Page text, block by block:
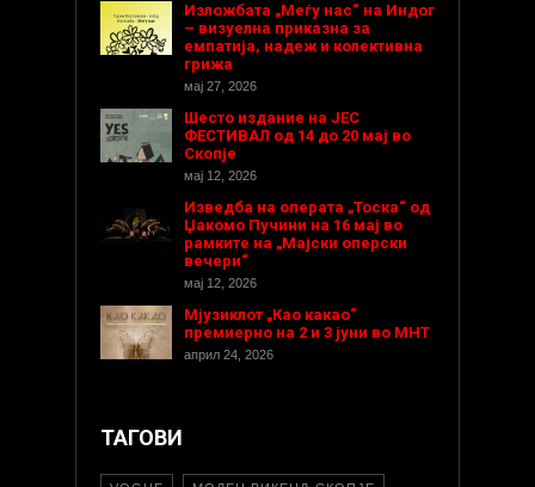
Изложбата „Меѓу нас“ на Индог
– визуелна приказна за
емпатија, надеж и колективна
грижа
мај 27, 2026
Шесто издание на ЈЕС
ФЕСТИВАЛ од 14 до 20 мај во
Скопје
мај 12, 2026
Изведба на операта „Тоска“ од
Џакомо Пучини на 16 мај во
рамките на „Мајски оперски
вечери“
мај 12, 2026
Мјузиклот „Као какао“
премиерно на 2 и 3 јуни во МНТ
април 24, 2026
ТАГОВИ